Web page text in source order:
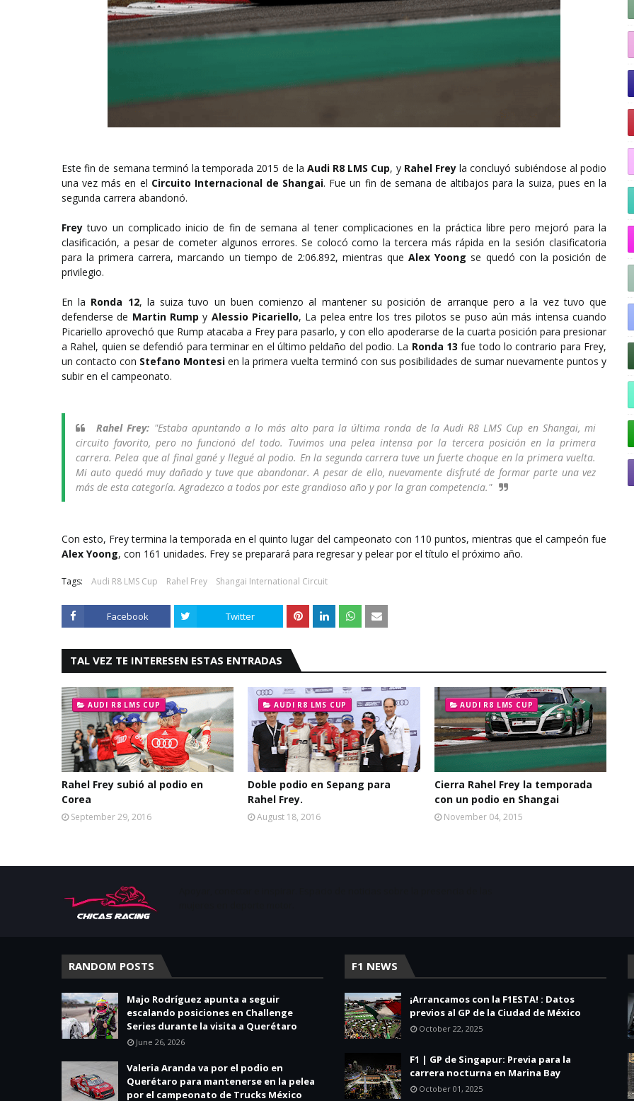
Este fin de semana terminó la temporada 2015 de la Audi R8 LMS Cup, y Rahel Frey la concluyó subiéndose al podio
una vez más en el Circuito Internacional de Shangai. Fue un fin de semana de altibajos para la suiza, pues en la
segunda carrera abandonó.
Frey tuvo un complicado inicio de fin de semana al tener complicaciones en la práctica libre pero mejoró para la
clasificación, a pesar de cometer algunos errores. Se colocó como la tercera más rápida en la sesión clasificatoria
para la primera carrera, marcando un tiempo de 2:06.892, mientras queAlex Yoong se quedó con la posición de
privilegio.
En la Ronda 12, la suiza tuvo un buen comienzo al mantener su posición de arranque pero a la vez tuvo que
defenderse de Martin Rump y Alessio Picariello, La pelea entre los tres pilotos se puso aún más intensa cuando
Picariello aprovechó que Rump atacaba a Frey para pasarlo, y con ello apoderarse de la cuarta posición para presionar
a Rahel, quien se defendió para terminar en el último peldaño del podio. La Ronda 13 fue todo lo contrario para Frey,
un contacto con Stefano Montesi en la primera vuelta terminó con sus posibilidades de sumar nuevamente puntos y
subir en el campeonato.
Rahel Frey: "Estaba apuntando a lo más alto para la última ronda de la Audi R8 LMS Cup en Shangai, mi
circuito favorito, pero no funcionó del todo. Tuvimos una pelea intensa por la tercera posición en la primera
carrera. Pelea que al final gané y llegué al podio. En la segunda carrera tuve un fuerte choque en la primera vuelta.
Mi auto quedó muy dañado y tuve que abandonar. A pesar de ello, nuevamente disfruté de formar parte una vez
más de esta categoría. Agradezco a todos por este grandioso año y por la gran competencia."
Con esto, Frey termina la temporada en el quinto lugar del campeonato con 110 puntos, mientras que el campeón fue
Alex Yoong, con 161 unidades. Frey se preparará para regresar y pelear por el título el próximo año.
Tags: Audi R8 LMS Cup Rahel Frey Shangai International Circuit
Facebook Twitter
TAL VEZ TE INTERESEN ESTAS ENTRADAS
AUDI R8 LMS CUP
Rahel Frey subió al podio en
Corea
September 29, 2016
AUDI R8 LMS CUP
Doble podio en Sepang para
Rahel Frey.
August 18, 2016
AUDI R8 LMS CUP
Cierra Rahel Frey la temporada
con un podio en Shangai
November 04, 2015
RANDOM POSTS
Majo Rodríguez apunta a seguir
escalando posiciones en Challenge
Series durante la visita a Querétaro
June 26, 2026
Valeria Aranda va por el podio en
Querétaro para mantenerse en la pelea
por el campeonato de Trucks México
F1 NEWS
¡Arrancamos con la F1ESTA! : Datos
previos al GP de la Ciudad de México
October 22, 2025
F1 | GP de Singapur: Previa para la
carrera nocturna en Marina Bay
October 01, 2025